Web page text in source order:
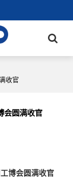
收官
会圆满收官
博会圆满收官